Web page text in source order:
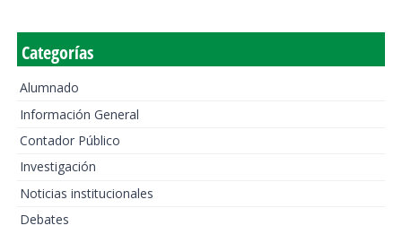
Categorías
Alumnado
Información General
Contador Público
Investigación
Noticias institucionales
Debates